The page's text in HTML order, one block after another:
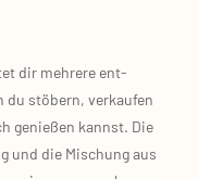
dir meh­re­re ent­
du stö­bern, ver­kau­fen
genie­ßen kannst. Die
und die Mischung aus